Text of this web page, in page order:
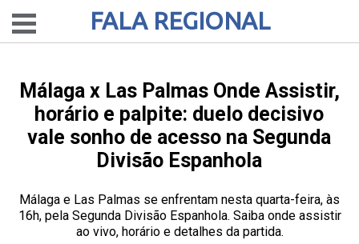
FALA REGIONAL
Málaga x Las Palmas Onde Assistir,
horário e palpite: duelo decisivo
vale sonho de acesso na Segunda
Divisão Espanhola
Málaga e Las Palmas se enfrentam nesta quarta-feira, às
16h, pela Segunda Divisão Espanhola. Saiba onde assistir
ao vivo, horário e detalhes da partida.